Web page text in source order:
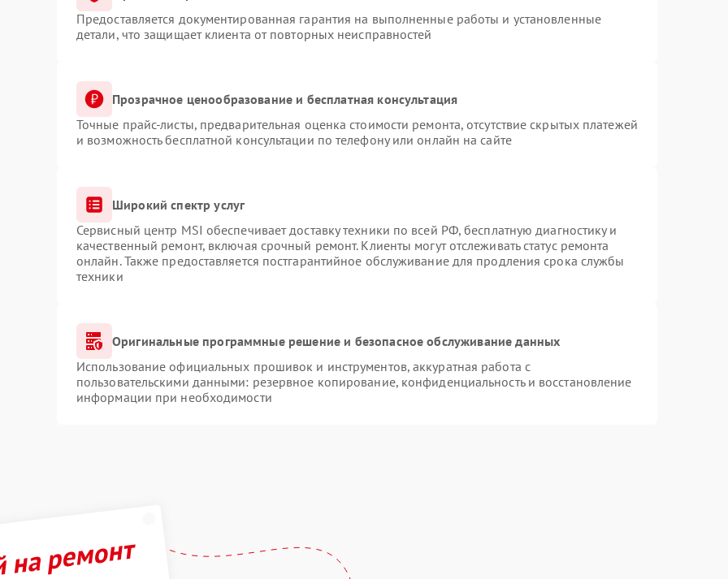
Предоставляется документированная гарантия на выполненные работы и установленные
детали, что защищает клиента от повторных неисправностей
Прозрачное ценообразование и бесплатная консультация
Точные прайс-листы, предварительная оценка стоимости ремонта, отсутствие скрытых платежей
и возможность бесплатной консультации по телефону или онлайн на сайте
Широкий спектр услуг
Сервисный центр MSI обеспечивает доставку техники по всей РФ, бесплатную диагностику и
качественный ремонт, включая срочный ремонт. Клиенты могут отслеживать статус ремонта
онлайн. Также предоставляется постгарантийное обслуживание для продления срока службы
техники
Оригинальные программные решение и безопасное обслуживание данных
Использование официальных прошивок и инструментов, аккуратная работа с
пользовательскими данными: резервное копирование, конфиденциальность и восстановление
информации при необходимости